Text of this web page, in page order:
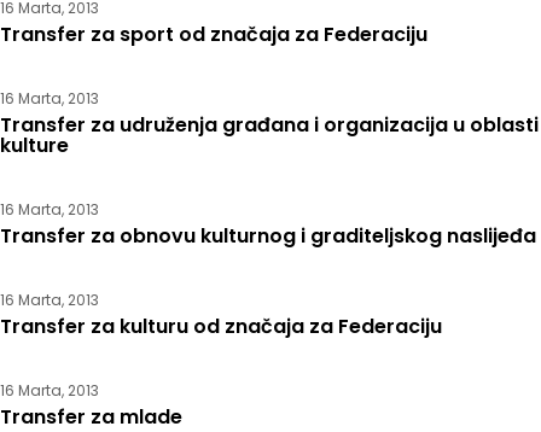
16 Marta, 2013
Transfer za sport od značaja za Federaciju
16 Marta, 2013
Transfer za udruženja građana i organizacija u oblasti
kulture
16 Marta, 2013
Transfer za obnovu kulturnog i graditeljskog naslijeđa
16 Marta, 2013
Transfer za kulturu od značaja za Federaciju
16 Marta, 2013
Transfer za mlade